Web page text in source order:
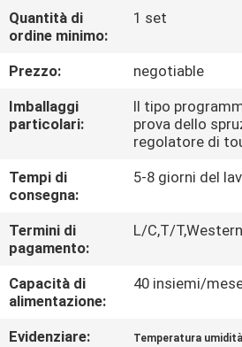
CONTROLLO
DI
QUALITÀ
CONTATTICI
NOTIZIE
UNA
CITAZIONE
Quantità di
ordine minimo:
1 set
Prezzo:
negotiable
Imballaggi
particolari:
Il tipo
prova dello
regolatore di
Tempi di
consegna:
5-8 giorni del
Termini di
pagamento:
L/C,T/
Capacità di
alimentazione:
40 insiemi/
Evidenziare: Temperatura